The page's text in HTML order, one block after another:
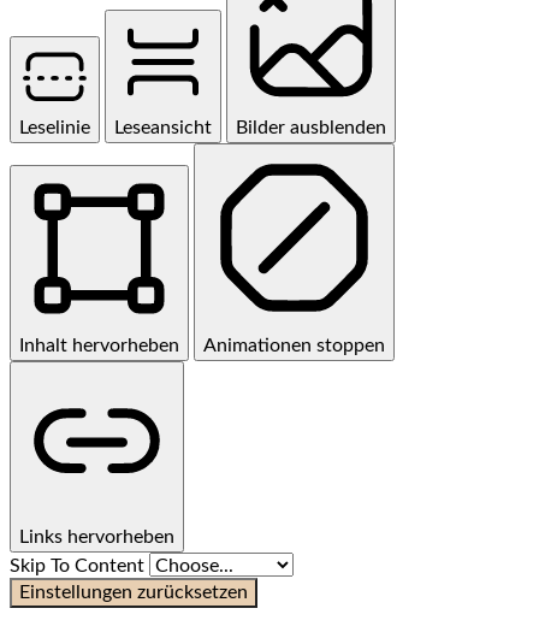
Leselinie Leseansicht Bilder ausblenden
Inhalt hervorheben Animationen stoppen
Links hervorheben
Skip To Content
Einstellungen zurücksetzen